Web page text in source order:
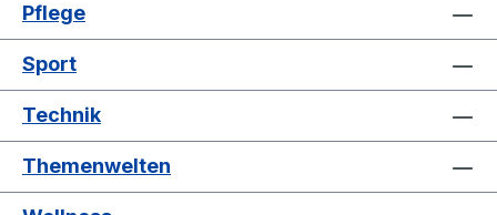
Pflege
Sport
Technik
Themenwelten